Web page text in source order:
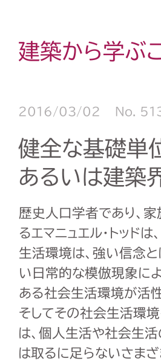
建築から学ぶ
2016/03/02 No.
健全な基礎単位
あるいは建築
歴史人口学者であり、
るエマニュエル・トッドは
生活環境は、強い信念
い日常的な模倣現象に
ある社会生活環境が活
そしてその社会生活環
は、個人生活や社会生活
は取るに足らないさま